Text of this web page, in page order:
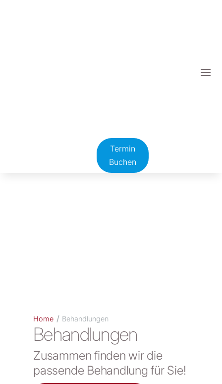
Termin
Buchen
Home / Behandlungen
Behandlungen
Zusammen finden wir die
passende Behandlung für Sie!